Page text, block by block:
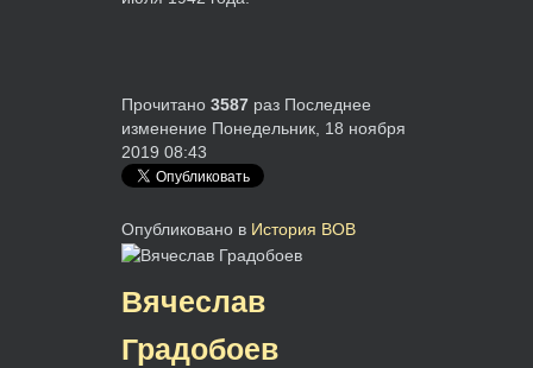
Прочитано 3587раз Последнее
изменение Понедельник, 18 ноября
2019 08:43
Опубликовано в История ВОВ
Вячеслав
Градобоев